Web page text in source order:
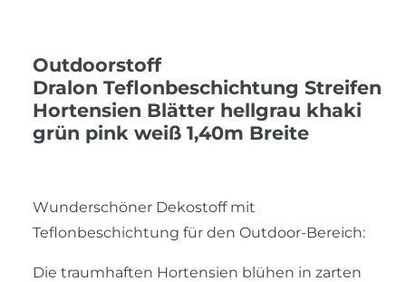
Outdoorstoff
Dralon Teflonbeschichtung Streifen
Hortensien Blätter hellgrau khaki
grün pink weiß 1,40m Breite
Wunderschöner Dekostoff mit
Teflonbeschichtung für den Outdoor-Bereich:
Die traumhaften Hortensien blühen in zarten